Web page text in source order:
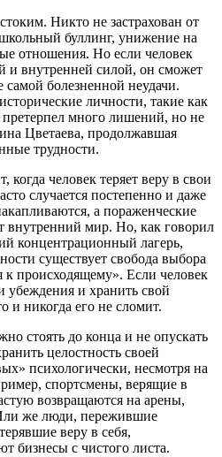
Никто не застрахован от
буллинг, унижение на
отношения. Но если человек
и внутренней силой, он сможет
самой болезненной неудачи.
личности, такие как
много лишений, но не
Цветаева, продолжавшая
трудности.
человек теряет веру в свои
случается постепенно и даже
а пораженческие
внутренний мир. Но, как говорил
концентрационный лагерь,
существует свобода выбора
происходящему». Если человек
убеждения и хранить свой
и никогда его не сломит.
стоять до конца и не опускать
целостность своей
психологически, несмотря на
спортсмены, верящие в
возвращаются на арены,
же люди, пережившие
веру в себя,
бизнесы с чистого листа.